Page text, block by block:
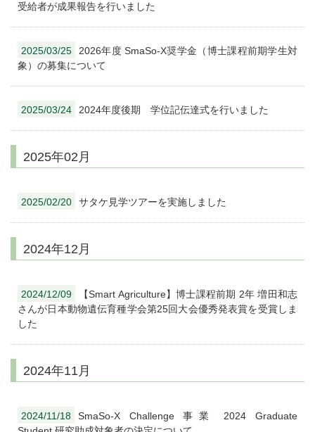
受給者が成果報告を行いました
2025/03/25
2026年度 SmaSo-X奨学金（博士課程前期学生対
象）の募集について
2025/03/24 2024年度後期 学位記伝達式を行いました
2025年02月
2025/02/20 サタケ見学ツアーを実施しました
2024年12月
2024/12/09
【Smart Agriculture】博士課程前期 2年 増田和志
さんが日本動物遺伝育種学会第25回大会優秀発表賞を受賞しま
した
2024年11月
2024/11/18
SmaSo-X Challenge 事業 2024 Graduate